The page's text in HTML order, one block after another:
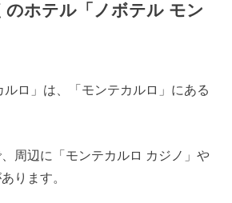
のホテル「ノボテル モン
ルロ」は、「モンテカルロ」にある
周辺に「モンテカルロ カジノ」や
ります。